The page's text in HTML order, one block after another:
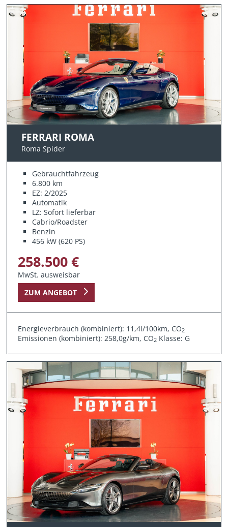
FERRARI ROMA
Roma Spider
Gebrauchtfahrzeug
6.800 km
EZ: 2/2025
Automatik
LZ: Sofort lieferbar
Cabrio/Roadster
Benzin
456 kW (620 PS)
258.500 €
MwSt. ausweisbar
ZUM ANGEBOT
Energieverbrauch (kombiniert): 11,4l/100km, CO2
Emissionen (kombiniert): 258,0g/km, CO2 Klasse: G